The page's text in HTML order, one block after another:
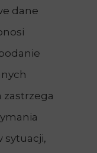
dane
zastrzega
sytuacji,